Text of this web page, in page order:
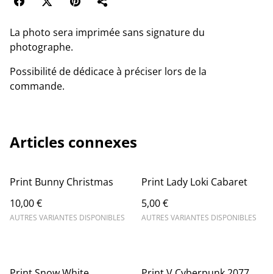
La photo sera imprimée sans signature du
photographe.
Possibilité de dédicace à préciser lors de la
commande.
Articles connexes
Print Bunny Christmas
10,00 €
AUTRES VARIANTES DISPONIBLES
Print Lady Loki Cabaret
5,00 €
AUTRES VARIANTES DISPONIBLES